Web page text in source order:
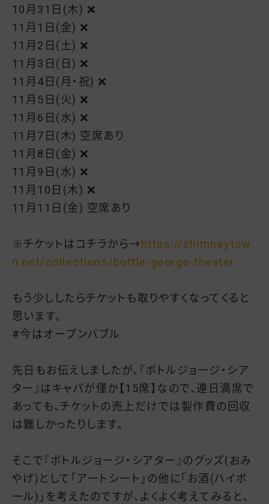
10月31日(木) ❌
11月1日(金) ❌
11月2日(土) ❌
11月3日(日) ❌
11月4日(月・祝) ❌
11月5日(火) ❌
11月6日(水) ❌
11月7日(木) 空席あり
11月8日(金) ❌
11月9日(水) ❌
11月10日(木) ❌
11月11日(金) 空席あり
※チケットはコチラから→https://chimneytow
n.net/collections/bottle-george-theater
もう少ししたらチケットも取りやすくなってくると
思います。
#今はオープンバブル
先日もお伝えしましたが、『ボトルジョージ・シア
ター』はキャパが僅か【15席】なので、連日満席で
あっても、チケットの売上だけでは製作費の回収
は難しかったりします。
そこで『ボトルジョージ・シアター』のグッズ(おみ
やげ)として「アートシート」の他に「お酒(ハイボ
ール)」を考えたのですが、よくよく考えてみると、